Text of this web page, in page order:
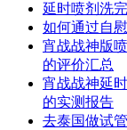
延时喷剂洗
如何通过自
宵战战神版
的评价汇总
宵战战神延
的实测报告
去泰国做试